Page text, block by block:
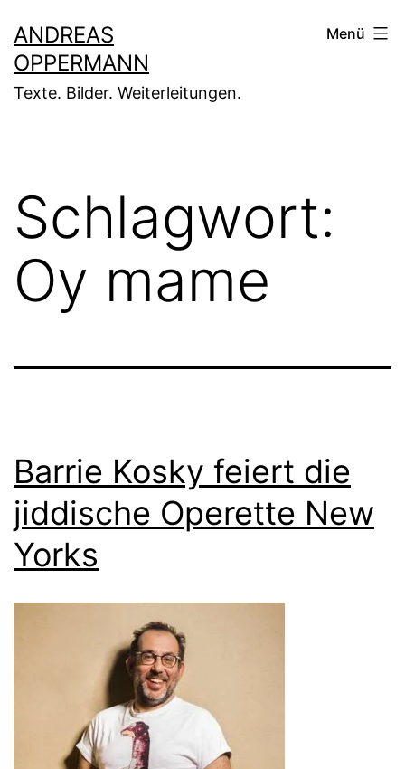
Inhalt
springen
ANDREAS
OPPERMANN
Texte. Bilder. Weiterleitungen.
Menü
Schlagwort:
Oy mame
Barrie Kosky feiert die
jiddische Operette New
Yorks